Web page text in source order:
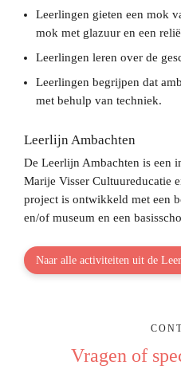
Leerlingen gieten een mok
mok met glazuur en een
Leerlingen leren over de
Leerlingen begrijpen dat
met behulp van techniek.
Leerlijn Ambachten
De Leerlijn Ambachten is een
Marije Visser Cultuureducatie
project is ontwikkeld met een
en/of museum en een
Naar alle activiteiten uit de
Vragen of